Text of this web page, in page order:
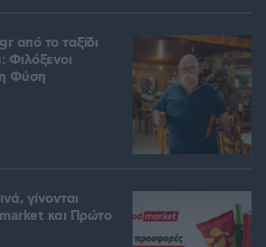
από το ταξίδι
Φύση
γίνονται
και Πρώτο